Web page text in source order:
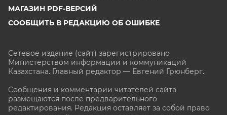
МАГАЗИН PDF-ВЕРСИЙ
СООБЩИТЬ В РЕДАКЦИЮ ОБ ОШИБКЕ
Сетевое издание (сайт) зарегистрировано
Министерством информации и коммуникаций
Казахстана. Главный редактор — Евгений Грюнберг.
Сообщения и комментарии читателей сайта
размещаются после предварительного
редактирования. Редакция оставляет за собой право